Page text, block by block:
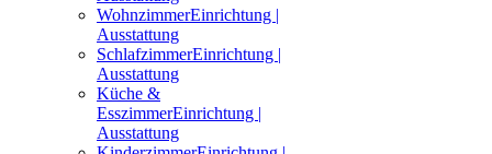
WohnzimmerEinrichtung |
Ausstattung
SchlafzimmerEinrichtung |
Ausstattung
Küche &
EsszimmerEinrichtung |
Ausstattung